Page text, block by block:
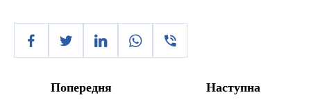
Попередня Наступна